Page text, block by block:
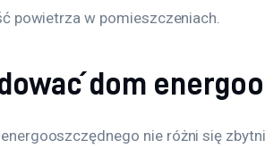
powietrza w pomieszczeniach.
dom
nie różni się